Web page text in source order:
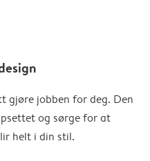
gjøre jobben for deg. Den
og sørge for at
helt i din stil.